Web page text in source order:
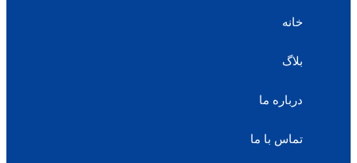
خانه
بلاگ
درباره ما
تماس با ما